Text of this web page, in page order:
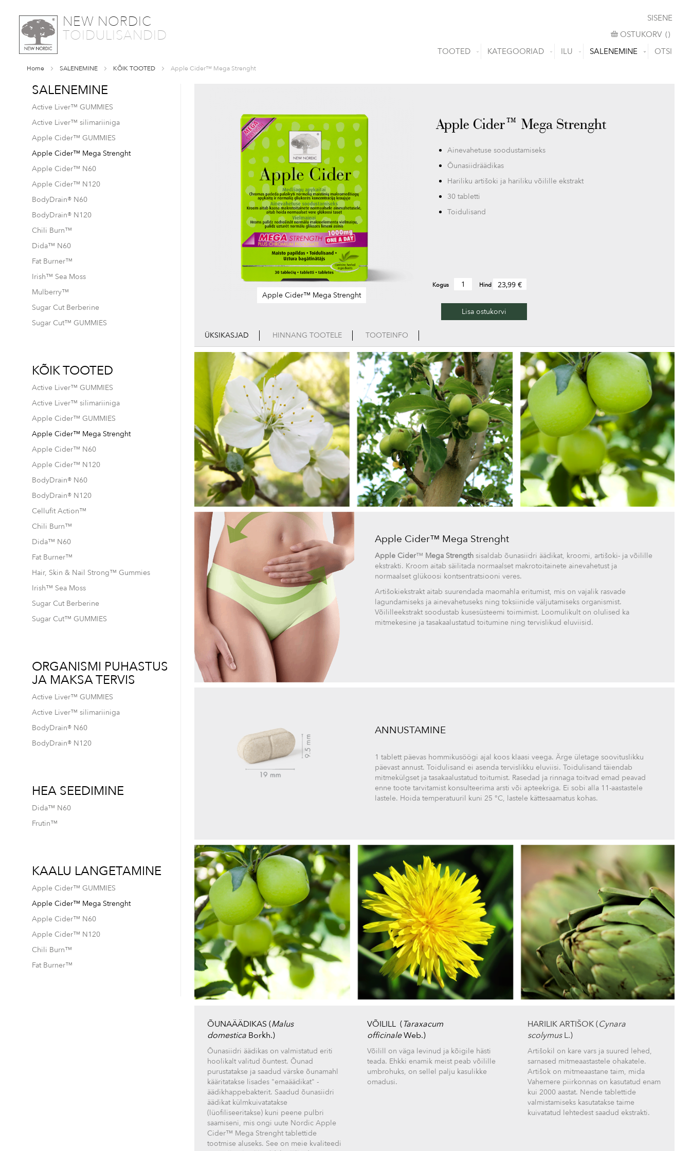
NEW NORDIC
TOIDULISANDID
SISENE
SKIP
TO
CONTENT
OSTUKORV
OSTUKORV ()
OTSI
TOOTED KATEGOORIAD ILU SALENEMINE
Home SALENEMINE KÕIK TOOTED Apple Cider™ Mega Strenght
Apple Cider™ Mega Strenght
beginning
of
the
images
gallery
Apple Cider™ Mega Strenght
Ainevahetuse soodustamiseks
Õunasiidräädikas
Hariliku artišoki ja hariliku võilille ekstrakt
30 tabletti
Toidulisand
Kogus Hind 23,99 €
Lisa ostukorvi
ÜKSIKASJAD HINNANG TOOTELE TOOTEINFO
Apple Cider™ Mega Strenght
Apple Cider™ Mega Strength sisaldab õunasiidri äädikat, kroomi, artišoki- ja võilille
ekstrakti. Kroom aitab säilitada normaalset makrotoitainete ainevahetust ja
normaalset glükoosi kontsentratsiooni veres.
Artišokiekstrakt aitab suurendada maomahla eritumist, mis on vajalik rasvade
lagundamiseks ja ainevahetuseks ning toksiinide väljutamiseks organismist.
Võililleekstrakt soodustab kusesüsteemi toimimist. Loomulikult on olulised ka
mitmekesine ja tasakaalustatud toitumine ning tervislikud eluviisid.
ANNUSTAMINE
1 tablett päevas hommikusöögi ajal koos klaasi veega. Ärge ületage soovituslikku
päevast annust. Toidulisand ei asenda tervislikku eluviisi. Toidulisand täiendab
mitmekülgset ja tasakaalustatud toitumist. Rasedad ja rinnaga toitvad emad peavad
enne toote tarvitamist konsulteerima arsti või apteekriga. Ei sobi alla 11-aastastele
lastele. Hoida temperatuuril kuni 25 °C, lastele kättesaamatus kohas.
ÕUNAÄÄDIKAS (Malus
domesticaBorkh.)
Õunasiidri äädikas on valmistatud eriti
hoolikalt valitud õuntest. Õunad
purustatakse ja saadud värske õunamahl
kääritatakse lisades "emaäädikat" -
äädikhappebakterit. Saadud õunasiidri
äädikat külmkuivatatakse
(lüofiliseeritakse) kuni peene pulbri
saamiseni, mis ongi uute Nordic Apple
Cider™ Mega Strenght tablettide
tootmise aluseks. See on meie kvaliteedi
VÕILILL (Taraxacum
officinaleWeb.)
Võilill on väga levinud ja kõigile hästi
teada. Ehkki enamik meist peab võilille
umbrohuks, on sellel palju kasulikke
omadusi.
HARILIK ARTIŠOK (Cynara
scolymusL.)
Artišokil on kare vars ja suured lehed,
sarnased mitmeaastastele ohakatele.
Artišok on mitmeaastane taim, mida
Vahemere piirkonnas on kasutatud enam
kui 2000 aastat. Nende tablettide
valmistamiseks kasutatakse taime
kuivatatud lehtedest saadud ekstrakti.
SALENEMINE
Active Liver™ GUMMIES
Active Liver™ silimariiniga
Apple Cider™ GUMMIES
Apple Cider™ Mega Strenght
Apple Cider™ N60
Apple Cider™ N120
BodyDrain® N60
BodyDrain® N120
Chili Burn™
Dida™ N60
Fat Burner™
Irish™ Sea Moss
Mulberry™
Sugar Cut Berberine
Sugar Cut™ GUMMIES
KÕIK TOOTED
Active Liver™ GUMMIES
Active Liver™ silimariiniga
Apple Cider™ GUMMIES
Apple Cider™ Mega Strenght
Apple Cider™ N60
Apple Cider™ N120
BodyDrain® N60
BodyDrain® N120
Cellufit Action™
Chili Burn™
Dida™ N60
Fat Burner™
Hair, Skin & Nail Strong™ Gummies
Irish™ Sea Moss
Sugar Cut Berberine
Sugar Cut™ GUMMIES
ORGANISMI PUHASTUS
JA MAKSA TERVIS
Active Liver™ GUMMIES
Active Liver™ silimariiniga
BodyDrain® N60
BodyDrain® N120
HEA SEEDIMINE
Dida™ N60
Frutin™
KAALU LANGETAMINE
Apple Cider™ GUMMIES
Apple Cider™ Mega Strenght
Apple Cider™ N60
Apple Cider™ N120
Chili Burn™
Fat Burner™